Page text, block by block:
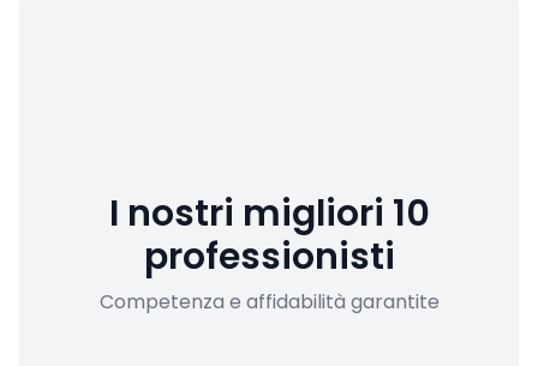
I nostri migliori 10
professionisti
Competenza e affidabilità garantite